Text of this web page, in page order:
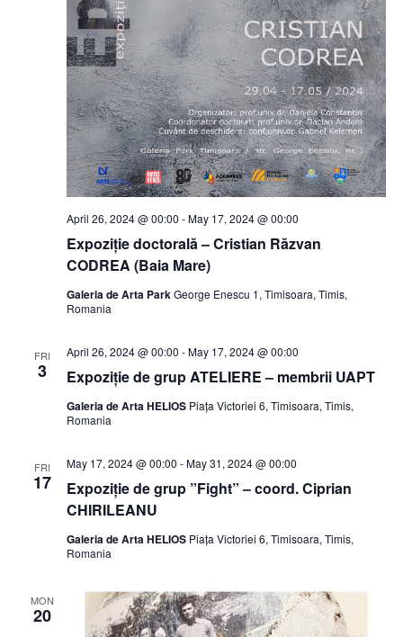
Expoziție doctorală – Cristian Răzvan
CODREA (Baia Mare)
April 26, 2024 @ 00:00 -May 17, 2024 @ 00:00
Galeria de Arta Park George Enescu 1, Timisoara, Timis,
Romania
FRI
3 Expoziție de grup ATELIERE – membrii UAPT
April 26, 2024 @ 00:00 -May 17, 2024 @ 00:00
Galeria de Arta HELIOS Piața Victoriei 6, Timisoara, Timis,
Romania
FRI
17
Expoziție de grup ”Fight” – coord. Ciprian
CHIRILEANU
May 17, 2024 @ 00:00 -May 31, 2024 @ 00:00
Galeria de Arta HELIOS Piața Victoriei 6, Timisoara, Timis,
Romania
MON
20